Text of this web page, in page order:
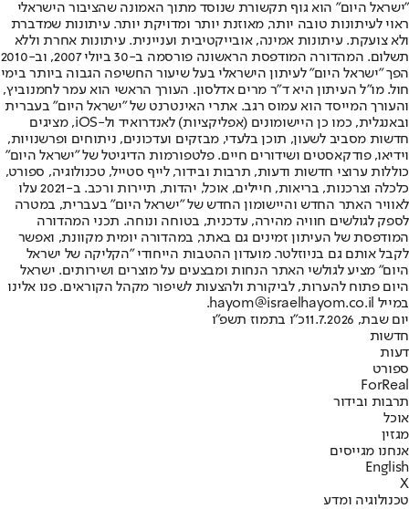
"ישראל היום" הוא גוף תקשורת שנוסד מתוך האמונה שהציבור הישראלי
ראוי לעיתונות טובה יותר, מאוזנת יותר ומדויקת יותר. עיתונות שמדברת
ולא צועקת. עיתונות אמינה, אובייקטיבית ועניינית. עיתונות אחרת וללא
תשלום. המהדורה המודפסת הראשונה פורסמה ב-30 ביולי 2007, וב-2010
הפך "ישראל היום" לעיתון הישראלי בעל שיעור החשיפה הגבוה ביותר בימי
חול. מו"ל העיתון היא ד"ר מרים אדלסון. העורך הראשי הוא עמר לחמנוביץ,
והעורך המייסד הוא עמוס רגב. אתרי האינטרנט של "ישראל היום" בעברית
ובאנגלית, כמו כן היישומונים (אפליקציות) לאנדרואיד ול-iOS, מציגים
חדשות מסביב לשעון, תוכן בלעדי, מבזקים ועדכונים, ניתוחים ופרשנויות,
וידיאו, פודקאסטים ושידורים חיים. פלטפורמות הדיגיטל של "ישראל היום"
כוללות ערוצי חדשות ודעות, תרבות ובידור, לייף סטייל, טכנולוגיה, ספורט,
כלכלה וצרכנות, בריאות, חיילים, אוכל, יהדות, תיירות ורכב. ב-2021 עלו
לאוויר האתר החדש והיישומון החדש של "ישראל היום" בעברית, במטרה
לספק לגולשים חוויה מהירה, עדכנית, בטוחה ונוחה. תכני המהדורה
המודפסת של העיתון זמינים גם באתר, במהדורה יומית מקוונת, ואפשר
לקבל אותם גם בניוזלטר. מועדון ההטבות הייחודי "הקליקה של ישראל
היום" מציע לגולשי האתר הנחות ומבצעים על מוצרים ושירותים. ישראל
היום פתוח להערות, לביקורת ולהצעות לשיפור מקהל הקוראים. פנו אלינו
במייל hayom@israelhayom.co.il.
יום שבת, 11.7.2026
כ"ו בתמוז תשפ"ו
חדשות
דעות
ספורט
ForReal
תרבות ובידור
אוכל
מגזין
אנחנו מגייסים
English
X
טכנולוגיה ומדע